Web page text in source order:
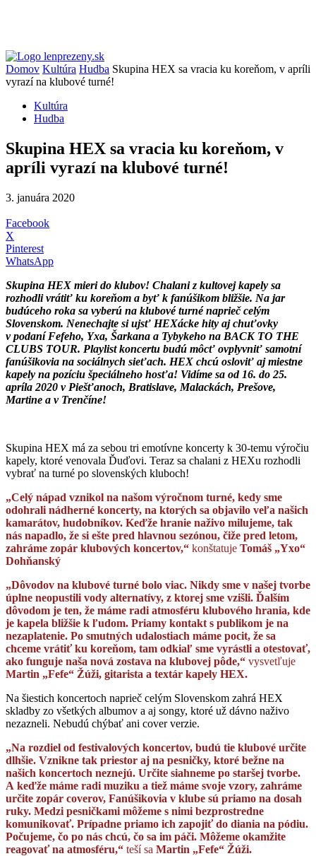
Domov Kultúra Hudba Skupina HEX sa vracia ku koreňom, v apríli
vyrazí na klubové turné!
Kultúra
Hudba
Skupina HEX sa vracia ku koreňom, v
apríli vyrazí na klubové turné!
3. januára 2020
Facebook
X
Pinterest
WhatsApp
Skupina HEX mieri do klubov! Chalani z kultovej kapely sa
rozhodli vrátiť ku koreňom a byť k fanúšikom bližšie. Na jar
budúceho roka sa vyberú na klubové turné naprieč celým
Slovenskom. Nenechajte si ujsť HEXácke hity aj chuťovky
v podaní Fefeho, Yxa, Šarkana a Tybykeho na BACK TO THE
CLUBS TOUR. Playlist koncertu budú môcť ovplyvniť samotní
fanúšikovia na sociálnych sieťach. HEX chcú osloviť aj miestne
kapely na pozíciu špeciálneho hosťa! Vidíme sa od 16. do 25.
apríla 2020 v Piešťanoch, Bratislave, Malackách, Prešove,
Martine a v Trenčíne!
Skupina HEX má za sebou tri emotívne koncerty k 30-temu výročiu
kapely, ktoré venovala Ďuďovi. Teraz sa chalani z HEXu rozhodli
vybrať na turné po slovenských kluboch!
„Celý nápad vznikol na našom výročnom turné, kedy sme
odohrali nádherné koncerty, na ktorých sa objavilo veľa našich
kamarátov, hudobníkov. Keďže hranie naživo milujeme, tak
nás napadlo, že si ešte pred hlavnou sezónou, čiže pred letom,
zahráme zopár klubových koncertov,“ konštatuje Tomáš „Yxo“
Dohňanský
„Dôvodov na klubové turné bolo viac. Nikdy sme v našej tvorbe
úplne neopustili vody alternatívy, z ktorej sme vzišli. Ďalším
dôvodom je ten, že máme radi atmosféru klubového hrania, kde
je kapela bližšie k ľudom. Priamy kontakt s publikom je na
nezaplatenie. Po smutných udalostiach máme pocit, že sa
chceme vrátiť ku koreňom, tam odkiaľ sme vyrástli a otestovať,
ako funguje naša nová zostava na klubovej pôde,“ vysvetľuje
Martin „Fefe“ Žúži, gitarista a textár kapely HEX.
Na šiestich koncertoch naprieč celým Slovenskom zahrá HEX
skladby zo všetkých albumov a aj songy, ktoré už dávno naživo
nezazneli. Nebudú chýbať ani cover verzie.
„Na rozdiel od festivalových koncertov, budú tie klubové určite
dlhšie. Vznikne tak priestor aj na pesničky, ktoré bežne na
našich koncertoch neznejú. Určite siahneme po staršej tvorbe.
A keďže máme radi muziku a tiež máme svoje vzory, zahráme
určite zopár coverov, Fanúšikovia v klube sú priamo na dosah
ruky. Medzi pesničkami môžeme s nimi bezprostredne
komunikovať. Prípadne priamo ich zapojiť do diania na pódiu.
Počujeme, čo po nás chcú, čo sa im páči. Môžeme okamžite
reagovať na atmosféru,“ teší sa Martin „Fefe“ Žúži.